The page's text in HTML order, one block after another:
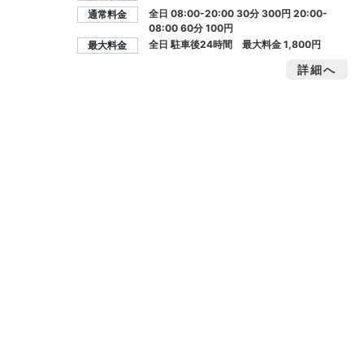
通常料金
全日 08:00-20:00 30分 300円 20:00-
08:00 60分 100円
最大料金
全日 駐車後24時間 最大料金1,800円
詳細へ